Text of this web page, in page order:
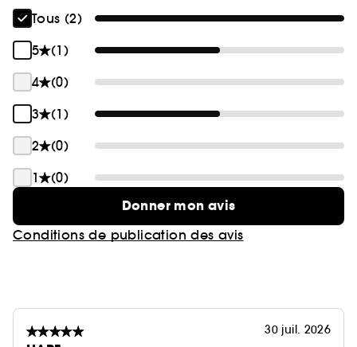
Tous (2)
5
(1)
4
(0)
3
(1)
2
(0)
1
(0)
Donner mon avis
Conditions de publication des avis
30 juil. 2026